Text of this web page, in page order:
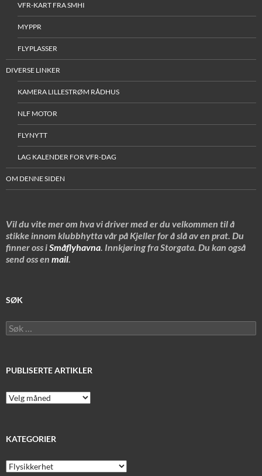
VFR-KART FRA SMHI
MYPPR
FLYPLASSER
DIVERSE LINKER
KAMERA LILLESTRØM RÅDHUS
NLF MOTOR
FLYNYTT
LAG KALENDER FOR VFR-DAG
OM DENNE SIDEN
Vil du vite mer om hva vi driver med er du velkommen til å
stikke innom klubbhytta vår på Kjeller for å slå av en prat. Du
finner oss iSmåflyhavna. Innkjøring fra Storgata. Du kan også
send oss en mail.
SØK
Søk
etter:
PUBLISERTE ARTIKLER
Publiserte
artikler
KATEGORIER
Kategorier